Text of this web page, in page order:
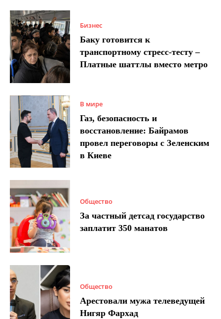
Бизнес
Баку готовится к
транспортному стресс-тесту –
Платные шаттлы вместо метро
В мире
Газ, безопасность и
восстановление: Байрамов
провел переговоры с Зеленским
в Киеве
Общество
За частный детсад государство
заплатит 350 манатов
Общество
Арестовали мужа телеведущей
Нигяр Фархад